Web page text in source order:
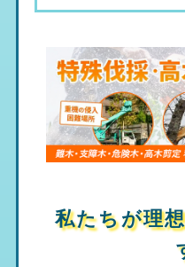
私たちが理